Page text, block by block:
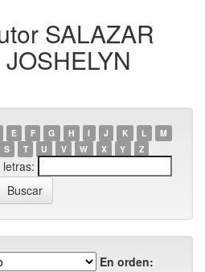
SALAZAR
E F G H I J K L
M
S T U V W X Y Z
En orden: